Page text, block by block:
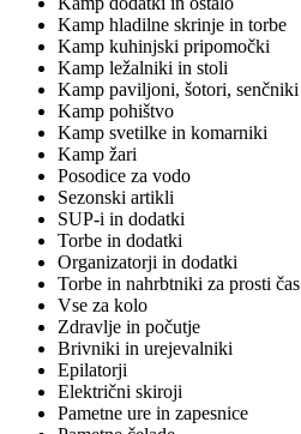
Kamp hladilne skrinje in torbe
Kamp kuhinjski pripomočki
Kamp ležalniki in stoli
Kamp paviljoni, šotori, senčniki
Kamp pohištvo
Kamp svetilke in komarniki
Kamp žari
Posodice za vodo
Sezonski artikli
SUP-i in dodatki
Torbe in dodatki
Organizatorji in dodatki
Torbe in nahrbtniki za prosti čas
Vse za kolo
Zdravlje in počutje
Brivniki in urejevalniki
Epilatorji
Električni skiroji
Pametne ure in zapesnice